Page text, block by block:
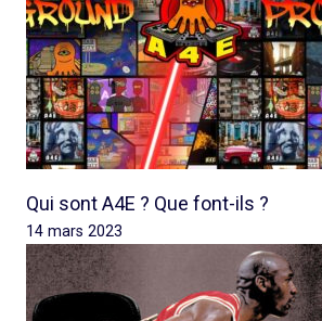
Qui sont A4E ? Que font-ils ?
14 mars 2023